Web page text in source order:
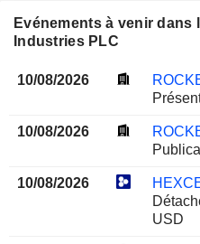
Evénements à venir dans
Industries PLC
10/08/2026
10/08/2026
10/08/2026
USD